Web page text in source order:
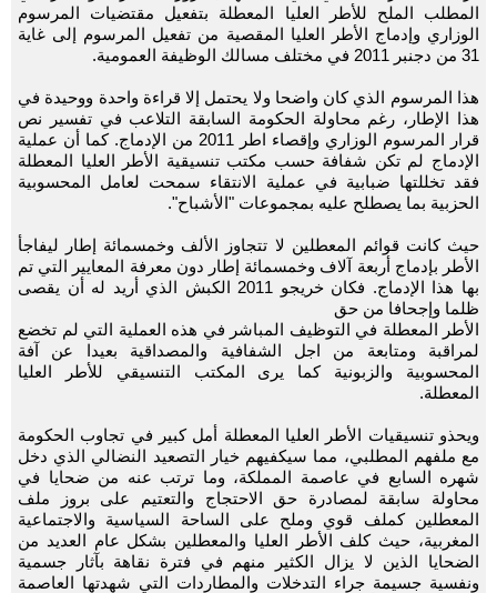
المطلب الملح للأطر العليا المعطلة بتفعيل مقتضيات المرسوم
الوزاري وإدماج الأطر العليا المقصية من تفعيل المرسوم إلى غاية
31 من دجنبر 2011 في مختلف مسالك الوظيفة العمومية.
هذا المرسوم الذي كان واضحا ولا يحتمل إلا قراءة واحدة ووحيدة في
هذا الإطار، رغم محاولة الحكومة السابقة التلاعب في تفسير نص
قرار المرسوم الوزاري وإقصاء اطر 2011 من الإدماج. كما أن عملية
الإدماج لم تكن شفافة حسب مكتب تنسيقية الأطر العليا المعطلة
فقد تخللتها ضبابية في عملية الانتقاء سمحت لعامل المحسوبية
الحزبية بما يصطلح عليه بمجموعات "الأشباح".
حيث كانت قوائم المعطلين لا تتجاوز الألف وخمسمائة إطار ليفاجأ
الأطر بإدماج أربعة آلاف وخمسمائة إطار دون معرفة المعايير التي تم
بها هذا الإدماج. فكان خريجو 2011 الكبش الذي أريد له أن يقصى
ظلما وإجحافا من حق
الأطر المعطلة في التوظيف المباشر في هذه العملية التي لم تخضع
لمراقبة ومتابعة من اجل الشفافية والمصداقية بعيدا عن آفة
المحسوبية والزبونية كما يرى المكتب التنسيقي للأطر العليا
المعطلة.
ويحذو تنسيقيات الأطر العليا المعطلة أمل كبير في تجاوب الحكومة
مع ملفهم المطلبي، مما سيكفيهم خيار التصعيد النضالي الذي دخل
شهره السابع في عاصمة المملكة، وما ترتب عنه من ضحايا في
محاولة سابقة لمصادرة حق الاحتجاج والتعتيم على بروز ملف
المعطلين كملف قوي وملح على الساحة السياسية والاجتماعية
المغربية، حيث كلف الأطر العليا والمعطلين بشكل عام العديد من
الضحايا الذين لا يزال الكثير منهم في فترة نقاهة بآثار جسمية
ونفسية جسيمة جراء التدخلات والمطاردات التي شهدتها العاصمة